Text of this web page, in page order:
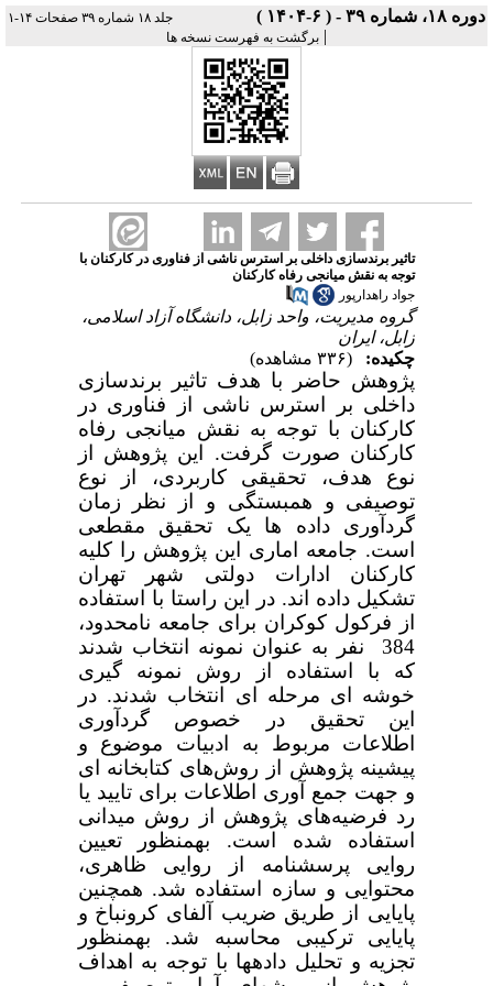
دوره ۱۸، شماره ۳۹ - ( ۶-۱۴۰۴ ) جلد ۱۸ شماره ۳۹ صفحات ۱۴-۱
| برگشت به فهرست نسخه ها
تاثیر برندسازی داخلی بر استرس ناشی از فناوری در کارکنان با
توجه به نقش میانجی رفاه کارکنان
جواد راهدارپور
گروه مدیریت، واحد زابل، دانشگاه آزاد اسلامی،
زابل، ایران
چکیده:
(۳۳۶ مشاهده)
پژوهش حاضر با هدف تاثیر برندسازی
داخلی بر استرس ناشی از فناوری در
کارکنان با توجه به نقش میانجی رفاه
کارکنان صورت گرفت. این پژوهش از
نوع هدف، تحقیقی کاربردی، از نوع
توصیفی و همبستگی و از نظر زمان
گردآوری داده ها یک تحقیق مقطعی
است. جامعه اماری این پژوهش را کلیه
کارکنان ادارات دولتی شهر تهران
تشکیل داده اند. در این راستا با استفاده
از فرکول کوکران برای جامعه نامحدود،
384 نفر به عنوان نمونه انتخاب شدند
که با استفاده از روش نمونه گیری
خوشه ای مرحله ای انتخاب شدند. در
این تحقیق در خصوص گردآوری
اطلاعات مربوط به ادبیات موضوع و
پیشینه پژوهش از روش‌های کتابخانه ای
و جهت جمع آوری اطلاعات برای تایید یا
رد فرضیه‌های پژوهش از روش میدانی
استفاده شده است. به­منظور تعیین
روایی پرسشنامه­ از روایی ظاهری،
محتوایی و سازه استفاده شد. همچنین
پایایی از طریق ضریب آلفای کرونباخ و
پایایی ترکیبی محاسبه شد. به­منظور
تجزیه و تحلیل داده­ها با توجه به اهداف